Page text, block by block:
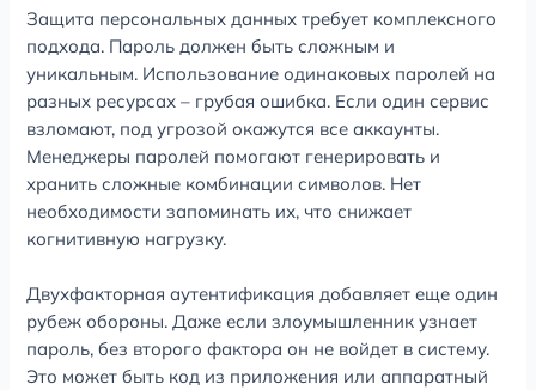
Защита персональных данных требует комплексного
подхода. Пароль должен быть сложным и
уникальным. Использование одинаковых паролей на
разных ресурсах – грубая ошибка. Если один сервис
взломают, под угрозой окажутся все аккаунты.
Менеджеры паролей помогают генерировать и
хранить сложные комбинации символов. Нет
необходимости запоминать их, что снижает
когнитивную нагрузку.
Двухфакторная аутентификация добавляет еще один
рубеж обороны. Даже если злоумышленник узнает
пароль, без второго фактора он не войдет в систему.
Это может быть код из приложения или аппаратный